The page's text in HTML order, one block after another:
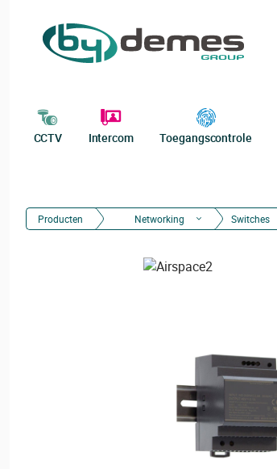
CCTV Intercom Toegangscontrole
Producten Networking Switches